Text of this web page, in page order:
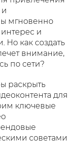
мгновенно
и
Но как создать
внимание,
по сети?
раскрыть
для
ключевые
советами